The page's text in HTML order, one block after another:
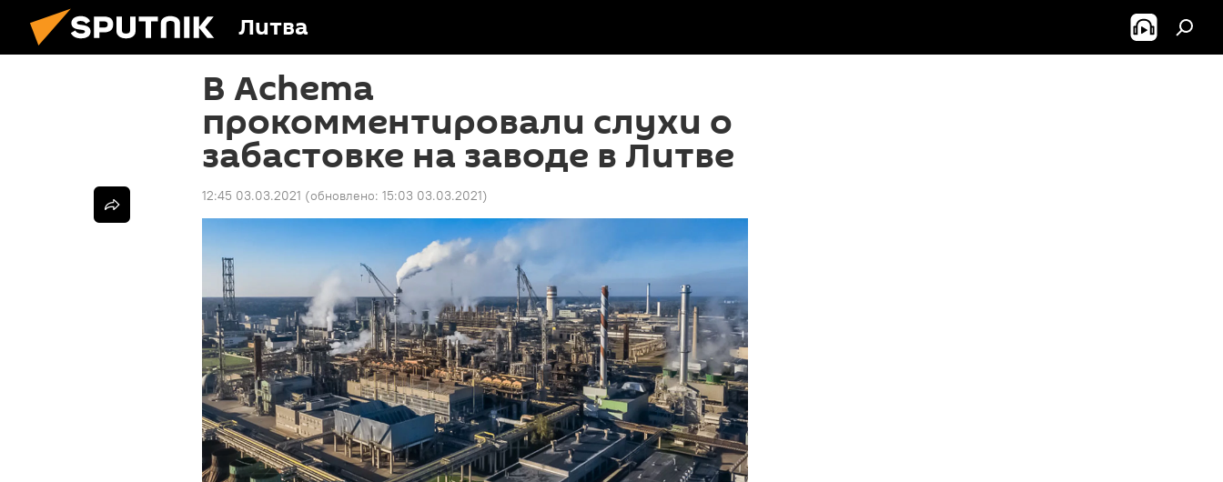
Литва
В Achema
прокомментировали слухи о
забастовке на заводе в Литве
12:45 03.03.2021 (обновлено: 15:03 03.03.2021)